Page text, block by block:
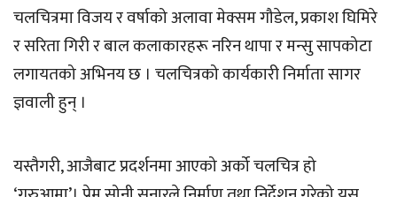
चलचित्रमा विजय र वर्षाको अलावा मेक्सम गौडेल, प्रकाश घिमिरे
र सरिता गिरी र बाल कलाकारहरू नरिन थापा र मन्सु सापकोटा
लगायतको अभिनय छ । चलचित्रको कार्यकारी निर्माता सागर
ज्ञवाली हुन् ।
यस्तैगरी, आजैबाट प्रदर्शनमा आएको अर्को चलचित्र हो